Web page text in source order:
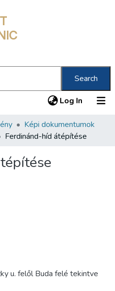
Search
Log In (current)
Képi dokumentumok
Ferdinánd-híd átépítése
u. felől Buda felé tekintve